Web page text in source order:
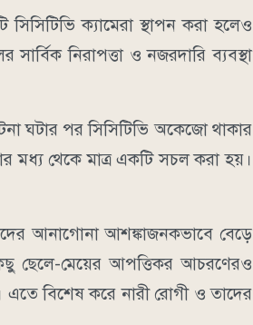
সিসিটিভি ক্যামেরা স্থাপন করা হলেও
নিরাপত্তা ও নজরদারি ব্যবস্থা
ঘটার পর সিসিটিভি অকেজো থাকার
মধ্য থেকে মাত্র একটি সচল করা হয়।
আনাগোনা আশঙ্কাজনকভাবে বেড়ে
ছেলে-মেয়ের আপত্তিকর আচরণেরও
বিশেষ করে নারী রোগী ও তাদের